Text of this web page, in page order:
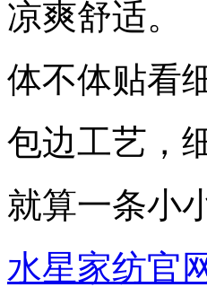
凉爽舒适。
体不体贴看
包边工艺，
就算一条小
水星家纺官